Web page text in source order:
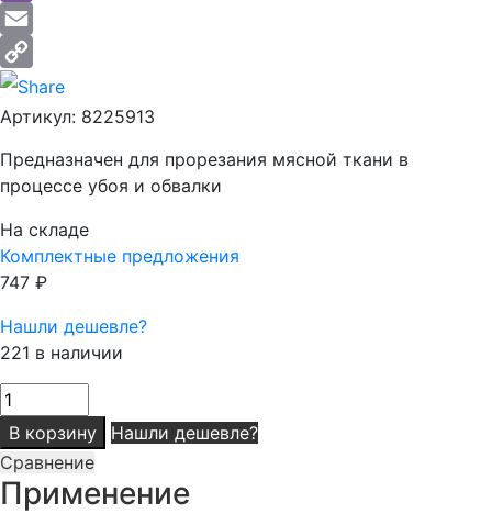
Viber
Email
Copy
Link
Артикул: 8225913
Предназначен для прорезания мясной ткани в
процессе убоя и обвалки
На складе
Комплектные предложения
747 ₽
Нашли дешевле?
221 в наличии
Количество
товара
Нож
обвалочный
13
В корзину
Нашли дешевле?
Сравнение
Применение